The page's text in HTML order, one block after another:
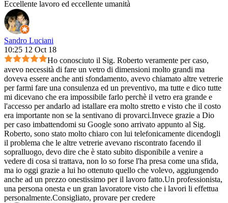
Eccellente lavoro ed eccellente umanità
Sandro Luciani
10:25 12 Oct 18
Ho conosciuto il Sig. Roberto veramente per caso,
avevo necessità di fare un vetro di dimensioni molto grandi ma
doveva essere anche anti sfondamento, avevo chiamato altre vetrerie
per farmi fare una consulenza ed un preventivo, ma tutte e dico tutte
mi dicevano che era impossibile farlo perchè il vetro era grande e
l'accesso per andarlo ad istallare era molto stretto e visto che il costo
era importante non se la sentivano di provarci.Invece grazie a Dio
per caso imbattendomi su Google sono arrivato appunto al Sig.
Roberto, sono stato molto chiaro con lui telefonicamente dicendogli
il problema che le altre vetrerie avevano riscontrato facendo il
sopralluogo, devo dire che è stato subito disponibile a venire a
vedere di cosa si trattava, non lo so forse l'ha presa come una sfida,
ma io oggi grazie a lui ho ottenuto quello che volevo, aggiungendo
anche ad un prezzo onestissimo per il lavoro fatto.Un professionista,
una persona onesta e un gran lavoratore visto che i lavori li effettua
personalmente.Consigliato, provare per credere